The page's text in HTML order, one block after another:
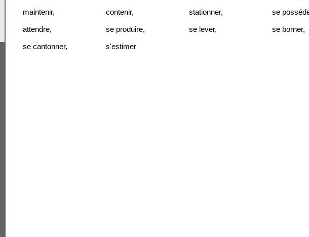
maintenir, contenir, stationner,
se
attendre, se produire, se lever, se borner,
se cantonner, s'estimer